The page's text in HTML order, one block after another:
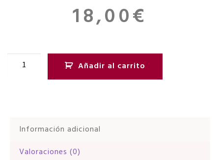
18,00€
Añadir al carrito
Información adicional
Valoraciones (0)